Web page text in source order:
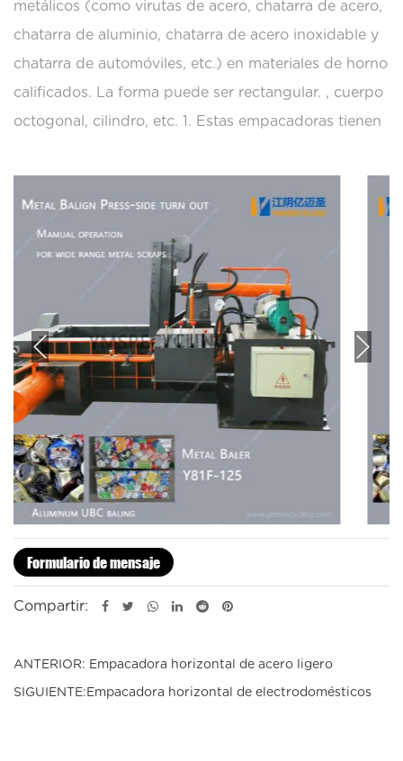
metálicos (como virutas de acero, chatarra de acero,
chatarra de aluminio, chatarra de acero inoxidable y
chatarra de automóviles, etc.) en materiales de horno
calificados. La forma puede ser rectangular. , cuerpo
octogonal, cilindro, etc. 1. Estas empacadoras tienen
energía, por lo que son las favoritas de muchos
fabricantes.
Previous Next
Formulario de mensaje
Compartir:
ANTERIOR: Empacadora horizontal de acero ligero
SIGUIENTE:Empacadora horizontal de electrodomésticos